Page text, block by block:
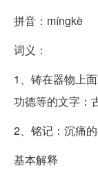
拼音：míngkè
词义：
1、铸在器物上
功德等的文字：
2、铭记：沉痛
基本解释